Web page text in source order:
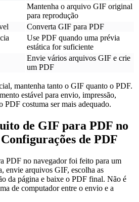
Mantenha o arquivo GIF original
para reprodução
Converta GIF para PDF
Use PDF quando uma prévia
estática for suficiente
Envie vários arquivos GIF e crie
um PDF
mantenha tanto o GIF quanto o PDF.
estável para envio, impressão,
PDF costuma ser mais adequado.
de GIF para PDF no
de PDF
PDF no navegador foi feito para um
envie arquivos GIF, escolha as
da página e baixe o PDF final. Não é
de computador entre o envio e a